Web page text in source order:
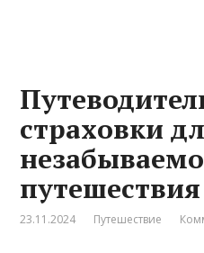
страховки
путешествия
23.11.2024 Путешествие